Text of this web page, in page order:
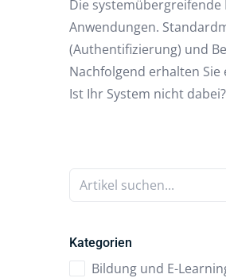
Die
Anwendungen.
(Authentifizierung) und
Nachfolgend erhalten
Ist Ihr System nicht dabei?
Artikel suchen...
Kategorien
Bildung und E-